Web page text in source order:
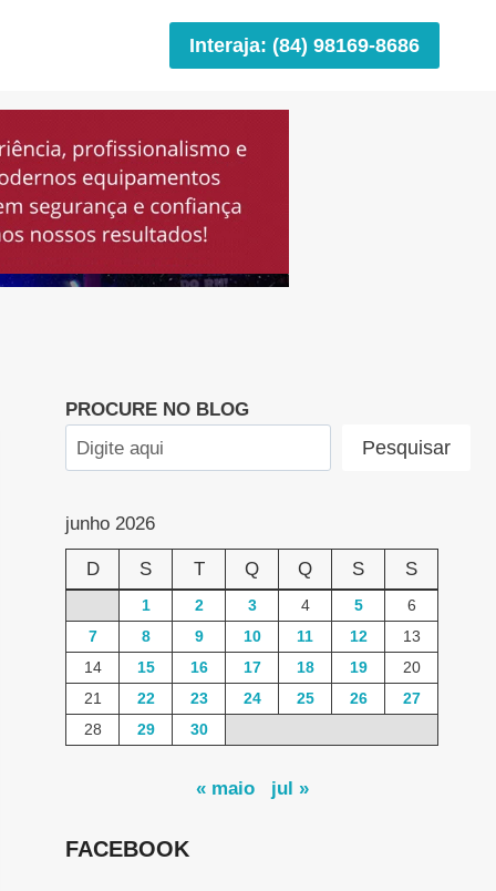
Interaja: (84) 98169-8686
PROCURE NO BLOG
Pesquisar
junho 2026
D S T Q Q S S
1 2 3 4 5
6
7
8 9 10 11 12
13
14
15 16 17 18 19
20
21
22 23 24 25 26
27
28
29 30
« maio jul »
FACEBOOK